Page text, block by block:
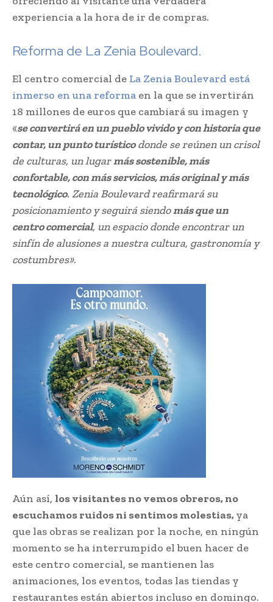
experiencia a la hora de ir de compras.
Reforma de La Zenia Boulevard.
El centro comercial de La Zenia Boulevard está
inmerso en una reforma en la que se invertirán
18 millones de euros que cambiará su imagen y
«se convertirá en un pueblo vivido y con historia que
contar, un punto turísticodonde se reúnen un crisol
de culturas, un lugarmás sostenible, más
confortable, con más servicios, más original y más
tecnológico. Zenia Boulevard reafirmará su
posicionamiento y seguirá siendomás que un
centro comercial, un espacio donde encontrar un
sinfín de alusiones a nuestra cultura, gastronomía y
costumbres».
Aún así, los visitantes no vemos obreros, no
escuchamos ruidos ni sentimos molestias,ya
que las obras se realizan por la noche, en ningún
momento se ha interrumpido el buen hacer de
este centro comercial, se mantienen las
animaciones, los eventos, todas las tiendas y
restaurantes están abiertos incluso en domingo.